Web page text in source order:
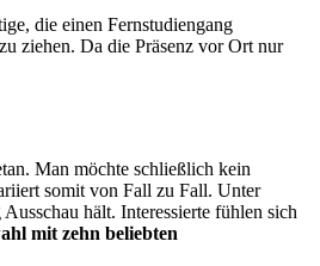
die einen Fernstudiengang
ziehen. Da die Präsenz vor Ort nur
Man möchte schließlich kein
somit von Fall zu Fall. Unter
hält. Interessierte fühlen sich
mit zehn beliebten